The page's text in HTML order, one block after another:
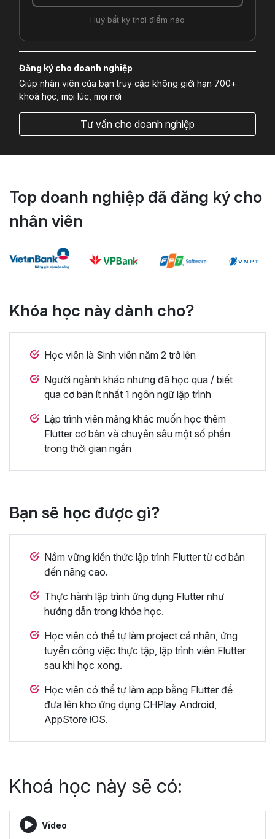
Huỷ bất kỳ thời điểm nào
Đăng ký cho doanh nghiệp
Giúp nhân viên của bạn truy cập không giới hạn 700+
khoá học, mọi lúc, mọi nơi
Tư vấn cho doanh nghiệp
Top doanh nghiệp đã đăng ký cho
nhân viên
Khóa học này dành cho?
Học viên là Sinh viên năm 2 trở lên
Người ngành khác nhưng đã học qua / biết
qua cơ bản ít nhất 1 ngôn ngữ lập trình
Lập trình viên mảng khác muốn học thêm
Flutter cơ bản và chuyên sâu một số phần
trong thời gian ngắn
Bạn sẽ học được gì?
Nắm vững kiến thức lập trình Flutter từ cơ bản
đến nâng cao.
Thực hành lập trình ứng dụng Flutter như
hướng dẫn trong khóa học.
Học viên có thể tự làm project cá nhân, ứng
tuyển công việc thực tập, lập trình viên Flutter
sau khi học xong.
Học viên có thể tự làm app bằng Flutter để
đưa lên kho ứng dụng CHPlay Android,
AppStore iOS.
Khoá học này sẽ có:
Video